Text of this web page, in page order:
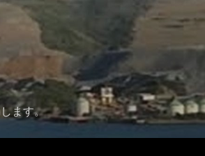
ます。